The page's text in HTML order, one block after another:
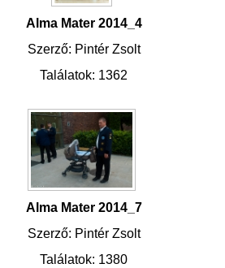
Alma Mater 2014_4
Szerző: Pintér Zsolt
Találatok: 1362
Alma Mater 2014_7
Szerző: Pintér Zsolt
Találatok: 1380